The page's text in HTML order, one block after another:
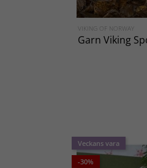
VIKING OF NORWAY
Garn Viking
Veckans vara
-30%